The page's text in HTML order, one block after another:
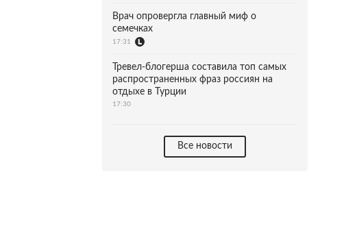
Врач опровергла главный миф о
семечках
17:31
Тревел-блогерша составила топ самых
распространенных фраз россиян на
отдыхе в Турции
17:30
Все новости